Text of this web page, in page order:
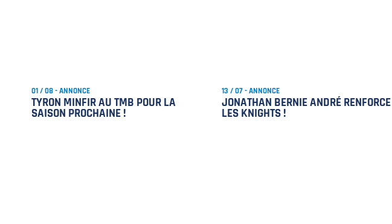
01 / 08 - ANNONCE
TYRON MINFIR AU TMB POUR LA
SAISON PROCHAINE !
13 / 07 - ANNONCE
JONATHAN BERNIE ANDRÉ RENFORCE
LES KNIGHTS !